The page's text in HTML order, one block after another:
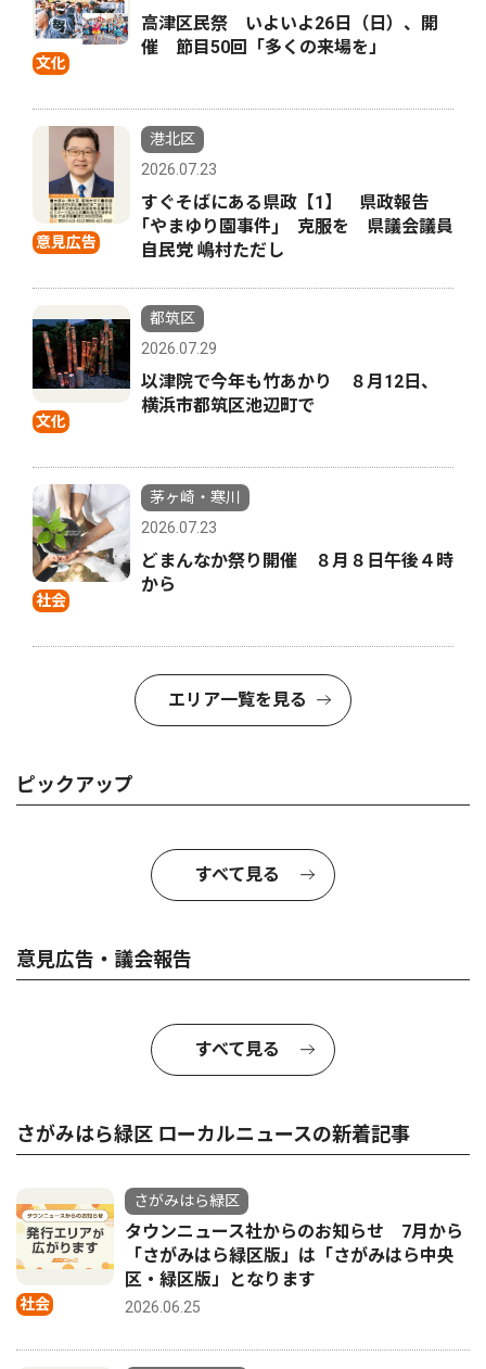
文化
高津区民祭 いよいよ26日（日）、開
催 節目50回「多くの来場を」
意見広告
港北区
2026.07.23
すぐそばにある県政【1】 県政報告
｢やまゆり園事件｣ 克服を 県議会議員
自民党 嶋村ただし
文化
都筑区
2026.07.29
以津院で今年も竹あかり ８月12日、
横浜市都筑区池辺町で
社会
茅ヶ崎・寒川
2026.07.23
どまんなか祭り開催 ８月８日午後４時
から
エリア一覧を見る
ピックアップ
すべて見る
意見広告・議会報告
すべて見る
さがみはら緑区 ローカルニュースの新着記事
社会
さがみはら緑区
タウンニュース社からのお知らせ 7月から
「さがみはら緑区版」は「さがみはら中央
区・緑区版」となります
2026.06.25